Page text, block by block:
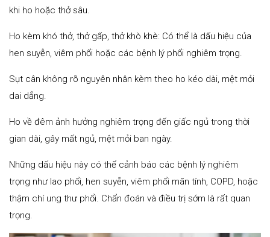
khi ho hoặc thở sâu.
Ho kèm khó thở, thở gấp, thở khò khè: Có thể là dấu hiệu của
hen suyễn, viêm phổi hoặc các bệnh lý phổi nghiêm trọng.
Sụt cân không rõ nguyên nhân kèm theo ho kéo dài, mệt mỏi
dai dẳng.
Ho về đêm ảnh hưởng nghiêm trọng đến giấc ngủ trong thời
gian dài, gây mất ngủ, mệt mỏi ban ngày.
Những dấu hiệu này có thể cảnh báo các bệnh lý nghiêm
trọng như lao phổi, hen suyễn, viêm phổi mãn tính, COPD, hoặc
thậm chí ung thư phổi. Chẩn đoán và điều trị sớm là rất quan
trọng.